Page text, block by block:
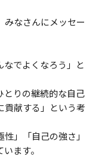
みなさんにメッセー
なでよくなろう」と
とりの継続的な自己
貢献する」という考
」「自己の強さ」
ます。